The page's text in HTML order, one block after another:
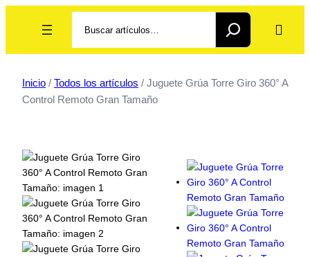
Inicio / Todos los artículos / Juguete Grúa Torre Giro 360° A
Control Remoto Gran Tamaño